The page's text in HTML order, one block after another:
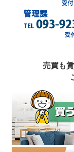
売買も